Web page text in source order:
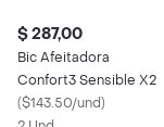
$ 287,00
Bic Afeitadora
Confort3 Sensible X2
($143.50/und)